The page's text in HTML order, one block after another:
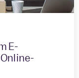
E-